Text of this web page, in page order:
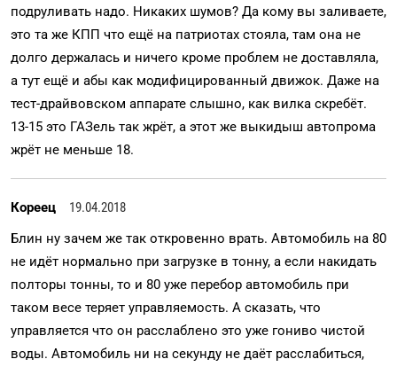
подруливать надо. Никаких шумов? Да кому вы заливаете,
это та же КПП что ещё на патриотах стояла, там она не
долго держалась и ничего кроме проблем не доставляла,
а тут ещё и абы как модифицированный движок. Даже на
тест-драйвовском аппарате слышно, как вилка скребёт.
13-15 это ГАЗель так жрёт, а этот же выкидыш автопрома
жрёт не меньше 18.
Кореец
19.04.2018
Блин ну зачем же так откровенно врать. Автомобиль на 80
не идёт нормально при загрузке в тонну, а если накидать
полторы тонны, то и 80 уже перебор автомобиль при
таком весе теряет управляемость. А сказать, что
управляется что он расслаблено это уже гониво чистой
воды. Автомобиль ни на секунду не даёт расслабиться,